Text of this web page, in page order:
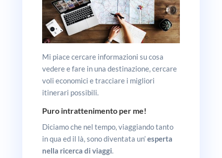
Mi piace cercare informazioni su cosa
vedere e fare in una destinazione, cercare
voli economici e tracciare i migliori
itinerari possibili.
Puro intrattenimentoper me!
Diciamo che nel tempo, viaggiando tanto
in qua ed il là, sono diventata un’esperta
nella ricerca di viaggi.